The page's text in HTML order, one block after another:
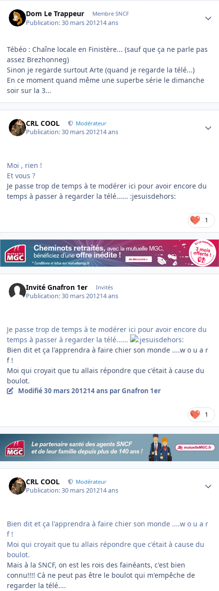
Dom Le Trappeur Membre SNCF
Publication:30 mars 201214 ans
Tébéo : Chaîne locale en Finistère... (sauf que ça ne parle pas
assez Brezhonneg)
Sinon je regarde surtout Arte (quand je regarde la télé...)
En ce moment quand même une superbe série le dimanche
soir sur la 3...
CRL COOL Modérateur
Publication:30 mars 201214 ans
Moi , rien !
Et vous ?
Je passe trop de temps à te modérer ici pour avoir encore du
temps à passer à regarder la télé...... :jesuisdehors:
1
Invité Gnafron 1er Invités
Publication:30 mars 201214 ans
Je passe trop de temps à te modérer ici pour avoir encore du
temps à passer à regarder la télé......
Bien dit et ça l'apprendra à faire chier son monde ....w o u a r
f !
Moi qui croyait que tu allais répondre que c'était à cause du
boulot.
Modifié30 mars 201214 ans par Gnafron 1er
1
CRL COOL Modérateur
Publication:30 mars 201214 ans
Bien dit et ça l'apprendra à faire chier son monde ....w o u a r
f !
Moi qui croyait que tu allais répondre que c'était à cause du
boulot.
Mais à la SNCF, on est les rois des fainéants, c'est bien
connu!!!! Cà ne peut pas être le boulot qui m'empêche de
regarder la télé....